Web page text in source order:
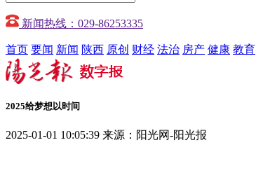
新闻热线：029-86253335
首页 要闻 新闻 陕西 原创 财经 法治 房产 健康 教育
2025给梦想以时间
2025-01-01 10:05:39 来源：阳光网-阳光报